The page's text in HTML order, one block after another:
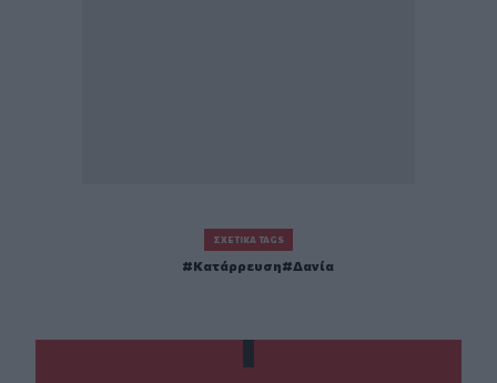
ΣΧΕΤΙΚΆ TAGS
Κατάρρευση Δανία